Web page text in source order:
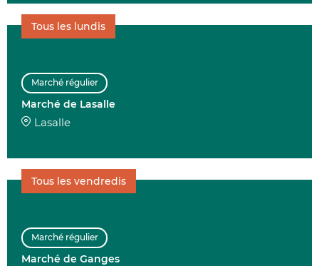
Marché régulier
Marché de Lasalle
Lasalle
Tous les lundis
Marché régulier
Marché de Ganges
Tous les vendredis